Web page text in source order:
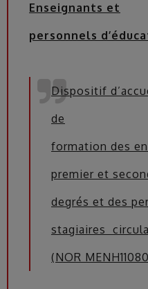
Enseignants et
personnels
Dispositif
de
formation des
premier et
degrés et des
stagiaires
(NOR